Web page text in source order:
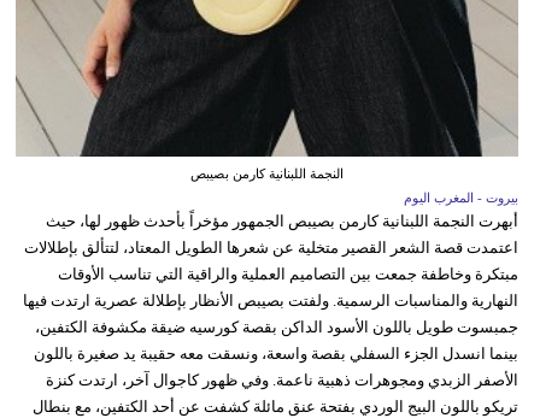
النجمة اللبنانية كارمن بصيبص
بيروت - المغرب اليوم
أبهرت النجمة اللبنانية كارمن بصيبص الجمهور مؤخراً بأحدث ظهور لها، حيث
اعتمدت قصة الشعر القصير متخلية عن شعرها الطويل المعتاد، لتتألق بإطلالات
مبتكرة وخاطفة جمعت بين التصاميم العملية والراقية التي تناسب الأوقات
النهارية والمناسبات الرسمية. ولفتت بصيبص الأنظار بإطلالة عصرية ارتدت فيها
جمبسوت طويل باللون الأسود الداكن بقصة كورسيه ضيقة مكشوفة الكتفين،
بينما انسدل الجزء السفلي بقصة واسعة، ونسقت معه حقيبة يد صغيرة باللون
الأصفر الزبدي ومجوهرات ذهبية ناعمة. وفي ظهور كاجوال آخر، ارتدت كنزة
تريكو باللون البيج الوردي بفتحة عنق مائلة كشفت عن أحد الكتفين، مع بنطال